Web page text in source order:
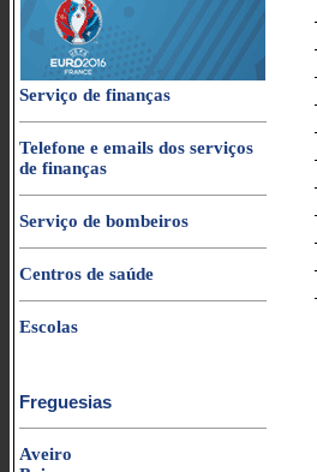
Serviço de finanças
Telefone e emails dos serviços
de finanças
Serviço de bombeiros
Centros de saúde
Escolas
Freguesias
Aveiro